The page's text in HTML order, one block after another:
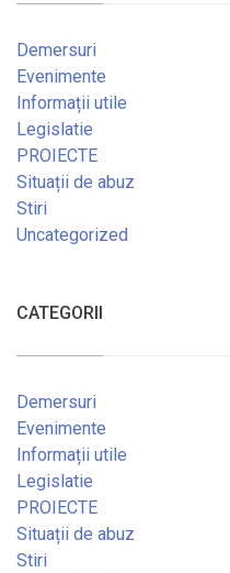
Demersuri
Evenimente
Informații utile
Legislatie
PROIECTE
Situații de abuz
Stiri
Uncategorized
CATEGORII
Demersuri
Evenimente
Informații utile
Legislatie
PROIECTE
Situații de abuz
Stiri